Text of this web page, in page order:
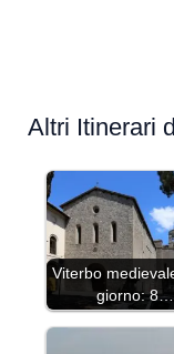
Altri Itinerari
Viterbo
giorno: 8…